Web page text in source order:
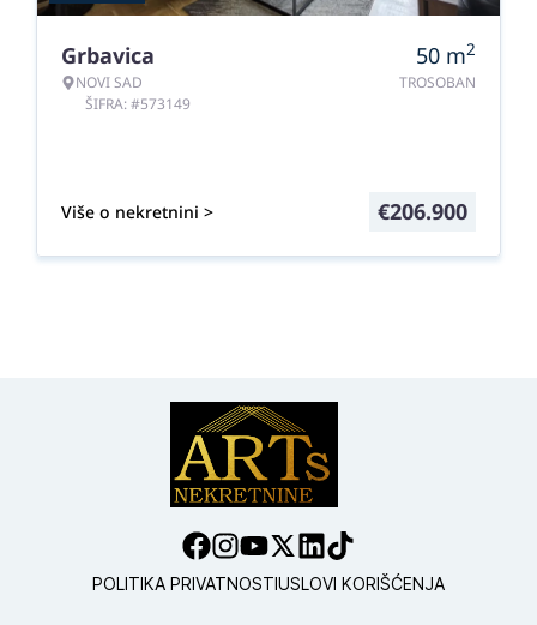
Grbavica
NOVI SAD
ŠIFRA: #573149
50 m2
TROSOBAN
Više o nekretnini > €206.900
POLITIKA PRIVATNOSTIUSLOVI KORIŠĆENJA